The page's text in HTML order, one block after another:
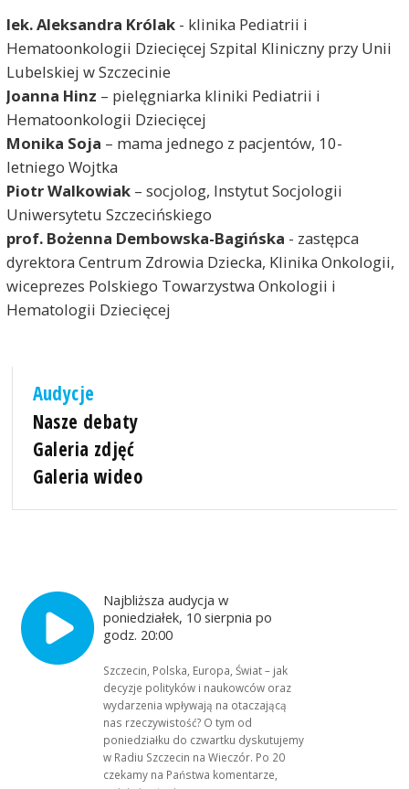
lek. Aleksandra Królak- klinika Pediatrii i
Hematoonkologii Dziecięcej Szpital Kliniczny przy Unii
Lubelskiej w Szczecinie
Joanna Hinz – pielęgniarka kliniki Pediatrii i
Hematoonkologii Dziecięcej
Monika Soja – mama jednego z pacjentów, 10-
letniego Wojtka
Piotr Walkowiak– socjolog, Instytut Socjologii
Uniwersytetu Szczecińskiego
prof. Bożenna Dembowska-Bagińska - zastępca
dyrektora Centrum Zdrowia Dziecka, Klinika Onkologii,
wiceprezes Polskiego Towarzystwa Onkologii i
Hematologii Dziecięcej
Audycje
Nasze debaty
Galeria zdjęć
Galeria wideo
Najbliższa audycja w
poniedziałek, 10 sierpnia po
godz. 20:00
Szczecin, Polska, Europa, Świat – jak
decyzje polityków i naukowców oraz
wydarzenia wpływają na otaczającą
nas rzeczywistość? O tym od
poniedziałku do czwartku dyskutujemy
w Radiu Szczecin na Wieczór. Po 20
czekamy na Państwa komentarze,